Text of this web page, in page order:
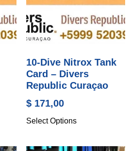
10-Dive Nitrox Tank
Card – Divers
Republic Curaçao
$ 171,00
Select Options